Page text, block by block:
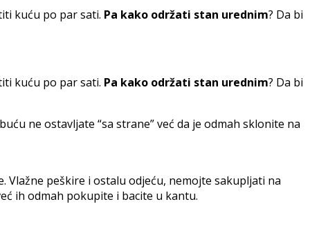
kuću po par sati. Pa kako održati stan urednim? Da bi
kuću po par sati. Pa kako održati stan urednim? Da bi
ne ostavljate “sa strane” već da je odmah sklonite na
Vlažne peškire i ostalu odjeću, nemojte sakupljati na
ih odmah pokupite i bacite u kantu.